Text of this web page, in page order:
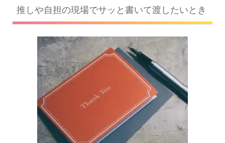
推しや自担の現場でサッと書いて渡したいとき